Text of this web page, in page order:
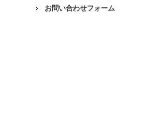
お問い合わせフォーム